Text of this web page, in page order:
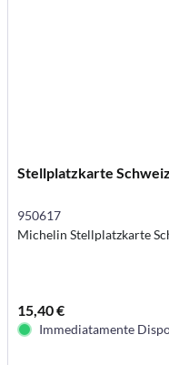
Stellplatzkarte Schweiz
950617
Michelin Stellplatzkarte
15,40 €
Immediatamente